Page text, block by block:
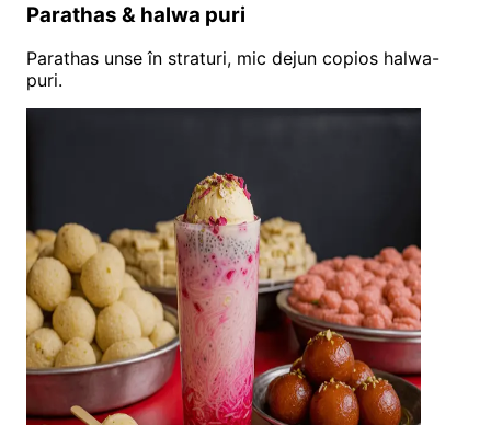
Parathas & halwa puri
Parathas unse în straturi, mic dejun copios halwa-
puri.